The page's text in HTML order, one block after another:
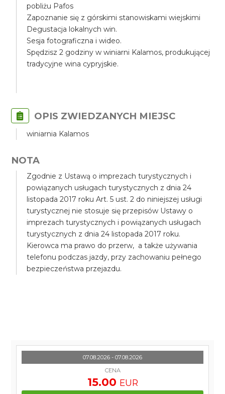
pobliżu Pafos
Zapoznanie się z górskimi stanowiskami wiejskimi
Degustacja lokalnych win.
Sesja fotograficzna i wideo.
Spędzisz 2 godziny w winiarni Kalamos, produkującej
tradycyjne wina cypryjskie.
OPIS ZWIEDZANYCH MIEJSC
winiarnia Kalamos
NOTA
Zgodnie z Ustawą o imprezach turystycznych i
powiązanych usługach turystycznych z dnia 24
listopada 2017 roku Art. 5 ust. 2 do niniejszej usługi
turystycznej nie stosuje się przepisów Ustawy o
imprezach turystycznych i powiązanych usługach
turystycznych z dnia 24 listopada 2017 roku.
Kierowca ma prawo do przerw, a także używania
telefonu podczas jazdy, przy zachowaniu pełnego
bezpieczeństwa przejazdu.
07.08.2026 - 07.08.2026
CENA
15.00 EUR